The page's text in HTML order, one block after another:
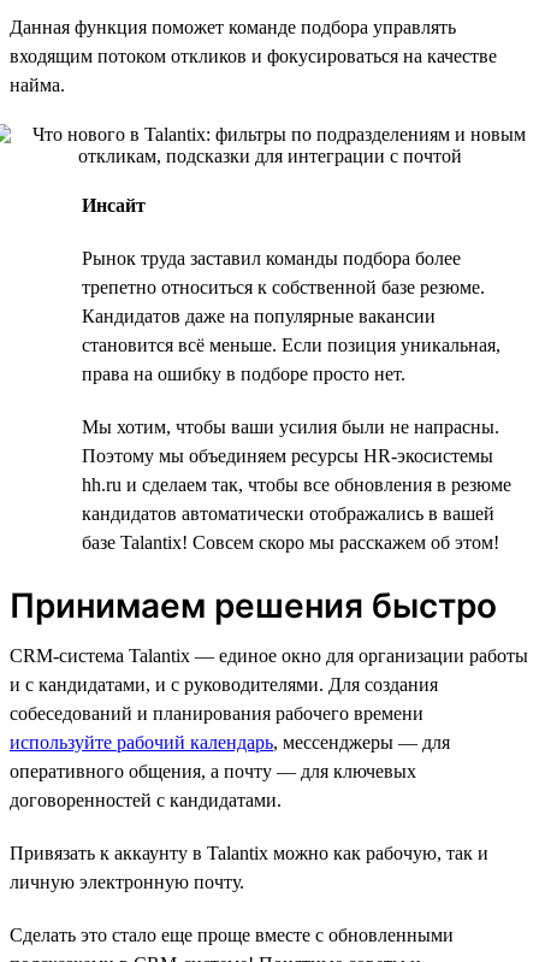
Данная функция поможет команде подбора управлять
входящим потоком откликов и фокусироваться на качестве
найма.
Инсайт
Рынок труда заставил команды подбора более
трепетно относиться к собственной базе резюме.
Кандидатов даже на популярные вакансии
становится всё меньше. Если позиция уникальная,
права на ошибку в подборе просто нет.
Мы хотим, чтобы ваши усилия были не напрасны.
Поэтому мы объединяем ресурсы HR-экосистемы
hh.ru и сделаем так, чтобы все обновления в резюме
кандидатов автоматически отображались в вашей
базе Talantix! Совсем скоро мы расскажем об этом!
Принимаем решения быстро
CRM-система Talantix — единое окно для организации работы
и с кандидатами, и с руководителями. Для создания
собеседований и планирования рабочего времени
используйте рабочий календарь, мессенджеры — для
оперативного общения, а почту — для ключевых
договоренностей с кандидатами.
Привязать к аккаунту в Talantix можно как рабочую, так и
личную электронную почту.
Сделать это стало еще проще вместе с обновленными